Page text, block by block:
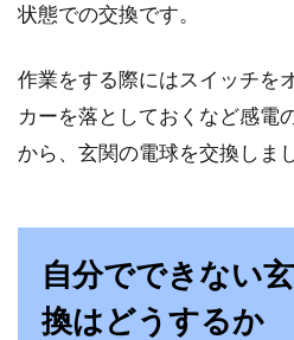
ポスターは、
イテムで、ぐ
ベッドサイ
り！私だけ
状態での交換です。
作業をする際にはスイッチを
カーを落としておくなど感電
から、玄関の電球を交換しま
自分でできない
換はどうするか